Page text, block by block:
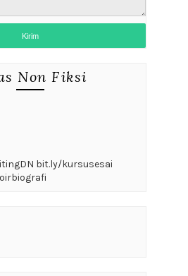
Non Fiksi
bit.ly/kursusesai